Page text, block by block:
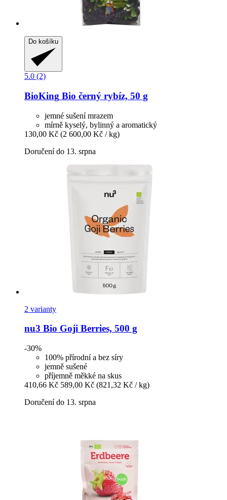
Do košíku
5.0 (2)
BioKing Bio černý rybíz, 50 g
jemné sušení mrazem
mírně kyselý, bylinný a aromatický
130,00 Kč (2 600,00 Kč / kg)
Doručení do 13. srpna
2 varianty
nu3 Bio Goji Berries, 500 g
-30%
100% přírodní a bez síry
jemně sušené
příjemně měkké na skus
410,66 Kč 589,00 Kč (821,32 Kč / kg)
Doručení do 13. srpna